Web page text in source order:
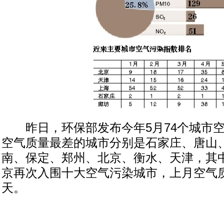
昨日，环保部发布今年5月74个城市空
空气质量最差的城市分别是石家庄、唐山
南、保定、郑州、北京、衡水、天津，其
京再次入围十大空气污染城市，上月空气
天。